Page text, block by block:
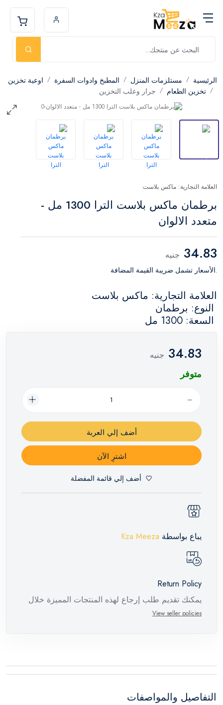
الرئيسية مستلزمات المنزل المطبخ وادوات السفرة
اوعية تخزين
تخزين الطعام
جرار وعلب التخزين
العلامة التجارية: ماكس بلاست
برطمان ماكس بلاست الترا 1300 مل -
متعدد الالوان
34.83 جنيه
.الأسعار تشمل ضريبة القيمة المضافة
العلامة التجارية: ماكس بلاست
النوع: برطمان
السعة: 1300 مل
34.83 جنيه
متوفر
أضف إلي العربة
اشترِ الآن
أضف إلي قائمة المفضلة
يباع بواسطة Kza Meeza
Return Policy
يمكنك تقديم طلب إرجاع لهذه المنتجات المميزة خلال
عبوته الأصلية. لاحظ أنه لا يمكن إرجاع المنتجات
وفي عبواتها الأصلية.
View seller policies
التفاصيل والمواصفات